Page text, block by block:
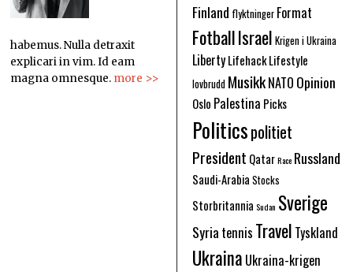
habemus. Nulla detraxit
explicari in vim. Id eam
magna omnesque. more >>
Finland flyktninger Format
FotballIsrael Krigen i Ukraina
LibertyLifehackLifestyle
lovbrudd MusikkNATO Opinion
Oslo Palestina Picks
Politicspolitiet
President QatarRace Russland
Saudi-Arabia Stocks
Storbritannia Sudan Sverige
Syria tennis Travel Tyskland
Ukraina Ukraina-krigen